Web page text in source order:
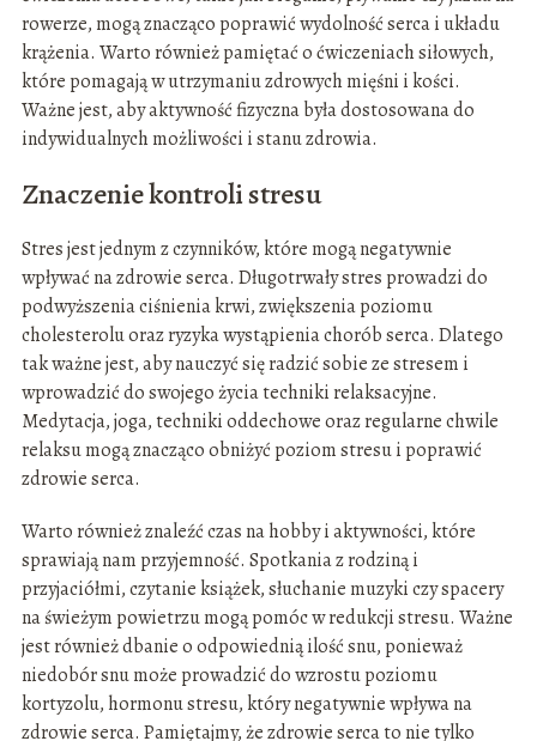
rowerze, mogą znacząco poprawić wydolność serca i układu
krążenia. Warto również pamiętać o ćwiczeniach siłowych,
które pomagają w utrzymaniu zdrowych mięśni i kości.
Ważne jest, aby aktywność fizyczna była dostosowana do
indywidualnych możliwości i stanu zdrowia.
Znaczenie kontroli stresu
Stres jest jednym z czynników, które mogą negatywnie
wpływać na zdrowie serca. Długotrwały stres prowadzi do
podwyższenia ciśnienia krwi, zwiększenia poziomu
cholesterolu oraz ryzyka wystąpienia chorób serca. Dlatego
tak ważne jest, aby nauczyć się radzić sobie ze stresem i
wprowadzić do swojego życia techniki relaksacyjne.
Medytacja, joga, techniki oddechowe oraz regularne chwile
relaksu mogą znacząco obniżyć poziom stresu i poprawić
zdrowie serca.
Warto również znaleźć czas na hobby i aktywności, które
sprawiają nam przyjemność. Spotkania z rodziną i
przyjaciółmi, czytanie książek, słuchanie muzyki czy spacery
na świeżym powietrzu mogą pomóc w redukcji stresu. Ważne
jest również dbanie o odpowiednią ilość snu, ponieważ
niedobór snu może prowadzić do wzrostu poziomu
kortyzolu, hormonu stresu, który negatywnie wpływa na
zdrowie serca. Pamiętajmy, że zdrowie serca to nie tylko